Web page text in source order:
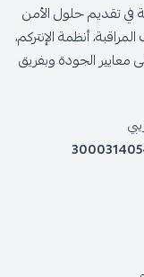
تقديم حلول الأمن
أنظمة الإنتركم،
معايير الجودة وبفريق